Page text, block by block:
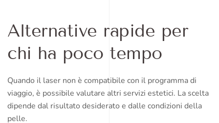
Alternative rapide per
chi ha poco tempo
Quando il laser non è compatibile con il programma di
viaggio, è possibile valutare altri servizi estetici. La scelta
dipende dal risultato desiderato e dalle condizioni della
pelle.